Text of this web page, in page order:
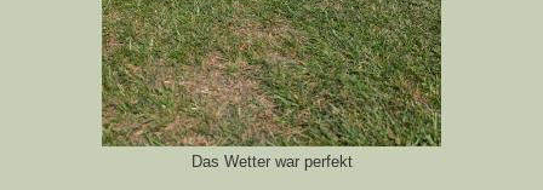
Das Wetter war perfekt